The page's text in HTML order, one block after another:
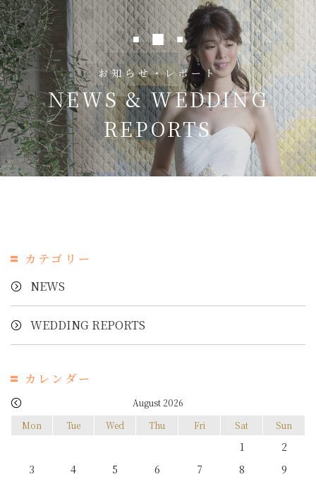
お知らせ・レポート
NEWS & WEDDING
REPORTS
カテゴリー
NEWS
WEDDING REPORTS
カレンダー
August 2026
Mon
Tue Wed Thu Fri Sat Sun
1
2
3
4 5 6 7 8
9